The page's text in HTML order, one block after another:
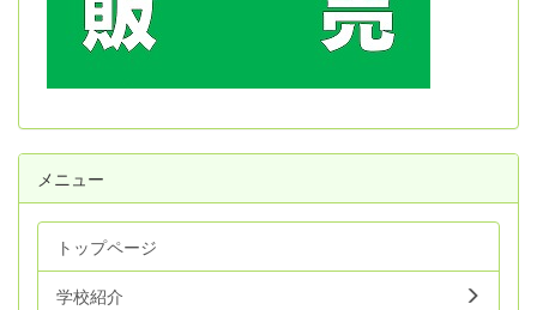
メニュー
トップページ
学校紹介